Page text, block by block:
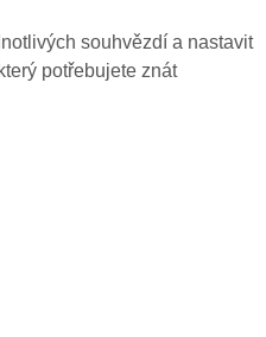
souhvězdí a nastavit
potřebujete znát